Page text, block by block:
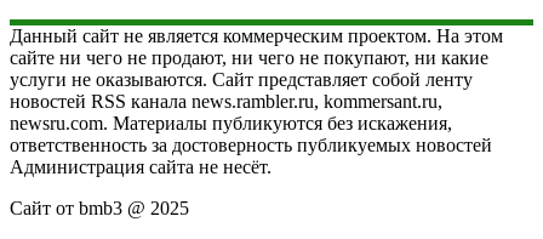
Данный сайт не является коммерческим проектом. На этом
сайте ни чего не продают, ни чего не покупают, ни какие
услуги не оказываются. Сайт представляет собой ленту
новостей RSS канала news.rambler.ru, kommersant.ru,
newsru.com. Материалы публикуются без искажения,
ответственность за достоверность публикуемых новостей
Администрация сайта не несёт.
Сайт от bmb3 @ 2025